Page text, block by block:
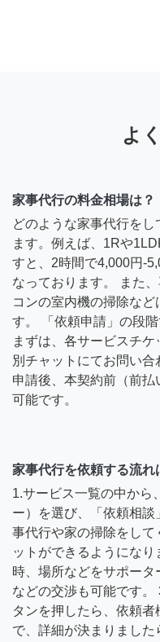
よ
家事代行の料金相場は？
どのような家事代行を
ます。例えば、1Rや
すと、2時間で4,000円-
なっております。 また
コンの室内機の掃除な
す。 「依頼申請」の段
まずは、各サービスチ
別チャットにてお問い
申請後、本契約前（前
可能です。
家事代行を依頼する流れ
1.サービス一覧の中から
ー）を選び、「依頼相
事代行や家の掃除をして
ットができるようにな
時、場所などをサポー
などの交渉も可能です
タンを押したら、依頼
で、詳細が決まりました